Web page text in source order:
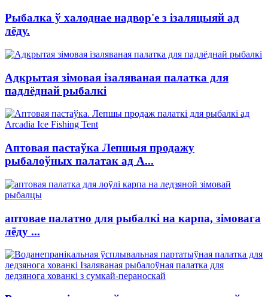
Рыбалка ў халоднае надвор'е з ізаляцыяй ад
лёду.
Адкрытая зімовая ізаляваная палатка для
падлёднай рыбалкі
Аптовая пастаўка Лепшыя продажу
рыбалоўных палатак ад A...
аптовае палатно для рыбалкі на карпа, зімовага
лёду ...